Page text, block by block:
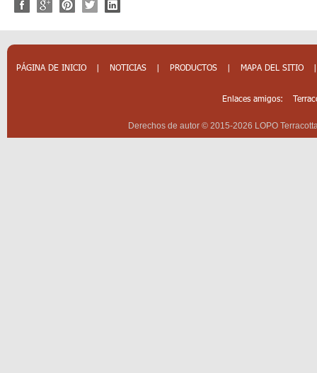
PÁGINA DE INICIO | NOTICIAS | PRODUCTOS | MAPA DEL SITIO |
Enlaces amigos:
Derechos de autor © 2015-2026 LOPO